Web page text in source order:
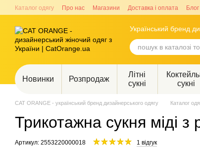
Перейти до основного контенту
Каталог одягу Про нас Магазини Доставка і оплата Блог
Український бренд
Новинки Розпродаж
Літні
сукні
сукні
CAT ORANGE - український бренд дизайнерського одягу Каталог
Трикотажна сукня міді
Артикул: 2553220000018 1 відгук